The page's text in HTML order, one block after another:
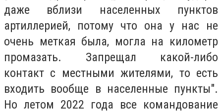
даже вблизи населенных пунктов
артиллерией, потому что она у нас не
очень меткая была, могла на километр
промазать. Запрещал какой-либо
контакт с местными жителями, то есть
входить вообще в населенные пункты".
Но летом 2022 года все командование